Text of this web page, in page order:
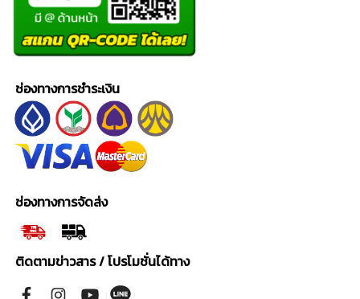
ช่องทางการชำระเงิน
ช่องทางการจัดส่ง
ติดตามข่าวสาร / โปรโมชั่นได้ทาง